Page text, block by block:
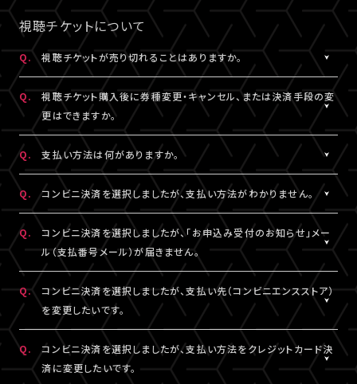
テレビ視聴は、当サービスの推奨環境ではありません。
参考にされる際は、あくまで推奨環境ではないことをご理解・ご了
承のうえ、事前にテスト視聴をお試しください。
※テレビでのご視聴中に生じた不具合に関しては、当サービスは
一切の責任を負いかねます。
※テレビ等での視聴をご希望の場合は、サンプル動画視聴ページ
でサンプル動画の映像と音声が正常に再生できることをご確認の
うえ、ご自身の判断で視聴チケットのご購入をご検討ください。
視聴チケットについて
Q. 視聴チケットが売り切れることはありますか。
原則、視聴チケットの売り切れはございません。ただし公演・券種に
よっては枚数に限りがある場合がございます。
詳細はチケット販売ページでご確認ください。
Q.
視聴チケット購入後に券種変更・キャンセル、または決済手段の変
更はできますか。
A.
一度決済を完了された視聴チケットの券種変更・キャンセルは一切
お受けできません。
※クレジットカード決済の場合、即時決済となります。
※コンビニ決済の場合、お支払いがお済みでない場合のみ、券種
変更・キャンセルが可能です。
Q. 支払い方法は何がありますか。
クレジットカード決済、コンビニ決済がご利用いただけます。
決済の明細には「LIVESHIP」と表示されます。
Q. コンビニ決済を選択しましたが、支払い方法がわかりません。
A. コンビニ決済の支払い方法は、下記よりご確認ください。
■コンビニ決済支払い方法（手順4以降）
□ローソン・ミニストップ
https://www.sbpayment.jp/support/how_to_pay/cvs/
□ファミリーマート
https://www.sbpayment.jp/support/how_to_pay/cvs/
□セイコーマート
https://www.sbpayment.jp/support/how_to_pay/cvs/
Q.
コンビニ決済を選択しましたが、「お申込み受付のお知らせ」メー
ル（支払番号メール）が届きません。
A.
コンビニ決済を選択された場合、「お申込み受付のお知らせ」メー
ル（支払番号メール）は、視聴チケット販売ページでご入力いただ
いたA!-ID（メールアドレス）宛に【@liveship.tokyo】ドメインから
配信しております。
“迷惑メール”として自動振り分け・受信拒否されていないかご確
認ください。
Q.
コンビニ決済を選択しましたが、支払い先（コンビニエンスストア）
を変更したいです。
コンビニ決済の支払先（コンビニエンスストア）を変更する場合は、
「マイページ」内「チケット購入情報」より、支払先を変更したいチケ
ットを選択。
Q.
コンビニ決済を選択しましたが、支払い方法をクレジットカード決
済に変更したいです。